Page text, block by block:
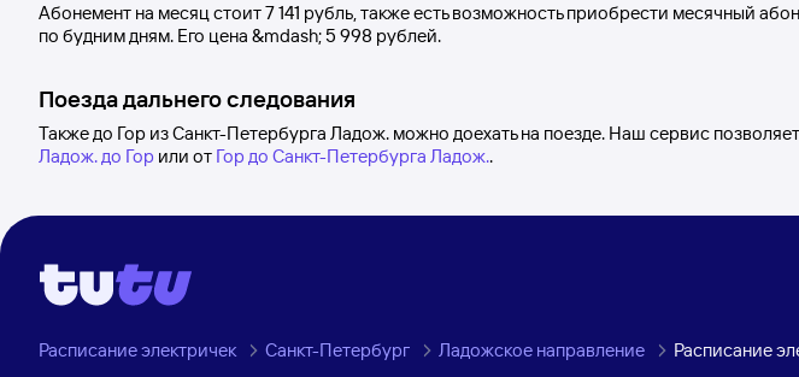
Абонемент на месяц стоит7141 рубль, также есть возможность приобрести месячный
по будним дням. Его цена &mdash;5 998 рублей.
Поезда дальнего следования
Также до Гор из Санкт-Петербурга Ладож. можно доехать на поезде. Наш сервис позволяет
Ладож. до Гор или от Гор до Санкт-Петербурга Ладож..
Расписание электричек Санкт-Петербург Ладожское направление Расписание